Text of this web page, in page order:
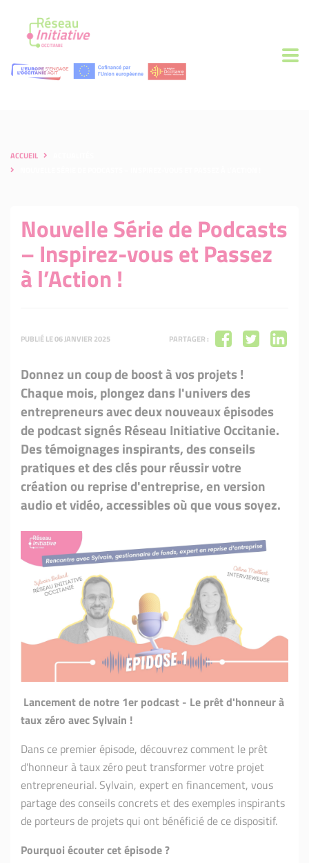
ACCUEIL
Nouvelle Série de Podcasts
– Inspirez-vous et Passez
à l’Action !
PUBLIÉ LE 06 JANVIER 2025 PARTAGER :
Donnez un coup de boost à vos projets !
Chaque mois, plongez dans l'univers des
entrepreneurs avec deux nouveaux épisodes
de podcast signés Réseau Initiative Occitanie.
Des témoignages inspirants, des conseils
pratiques et des clés pour réussir votre
création ou reprise d'entreprise, en version
audio et vidéo, accessibles où que vous soyez.
Lancement de notre 1er podcast - Le prêt d'honneur à
taux zéro avec Sylvain !
Dans ce premier épisode, découvrez comment le prêt
d'honneur à taux zéro peut transformer votre projet
entrepreneurial. Sylvain, expert en financement, vous
partage des conseils concrets et des exemples inspirants
de porteurs de projets qui ont bénéficié de ce dispositif.
Pourquoi écouter cet épisode ?